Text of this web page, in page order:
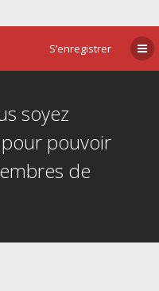
S’enregistrer
soyez
pouvoir
de